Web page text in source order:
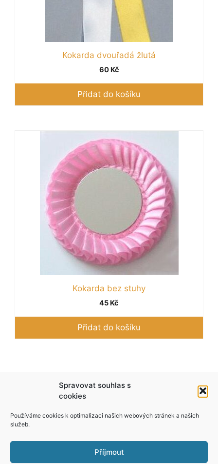
Spravovat souhlas s
cookies
Používáme cookies k optimalizaci našich webových stránek a našich
služeb.
Příjmout
Kokarda dvouřadá žlutá
60 Kč
Přidat do košíku
Kokarda bez stuhy
45 Kč
Přidat do košíku
Podle zákona o evidenci tržeb je prodávající
povinen vystavit kupujícímu účtenku. Zároveň je
daně online; v případě technického výpadku pak